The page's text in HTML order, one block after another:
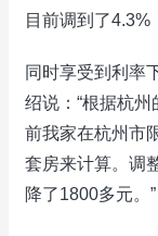
目前调到了4.3%
同时享受到利率
绍说：“根据杭州
前我家在杭州市
套房来计算。调
降了1800多元。”